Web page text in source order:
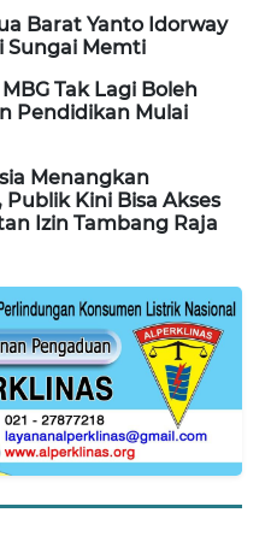
Barat Yanto Idorway
Sungai Memti
Tak Lagi Boleh
Pendidikan Mulai
Menangkan
Kini Bisa Akses
Izin Tambang Raja